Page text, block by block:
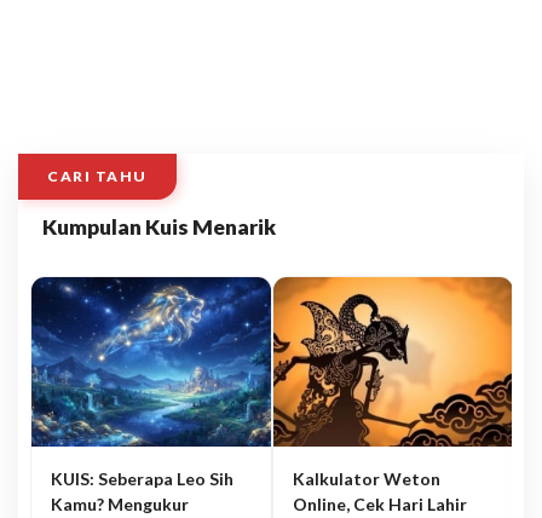
CARI TAHU
Kumpulan Kuis Menarik
KUIS: Seberapa Leo Sih
Kamu? Mengukur
Kalkulator Weton
Online, Cek Hari Lahir